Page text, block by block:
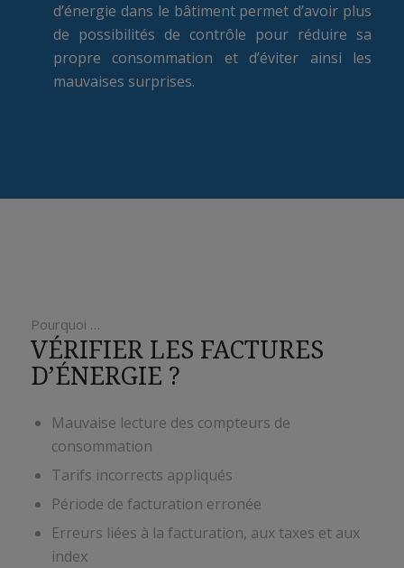
d’énergie dans le bâtiment permet d’avoir plus
de possibilités de contrôle pour réduire sa
propre consommation et d’éviter ainsi les
mauvaises surprises.
Pourquoi …
VÉRIFIER LES FACTURES
D’ÉNERGIE ?
Mauvaise lecture des compteurs de
consommation
Tarifs incorrects appliqués
Période de facturation erronée
Erreurs liées à la facturation, aux taxes et aux
index